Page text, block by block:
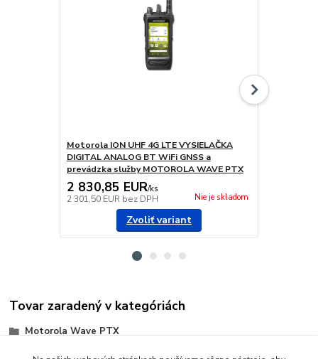
Motorola ION UHF 4G LTE VYSIELAČKA
DIGITAL ANALOG BT WiFi GNSS a
prevádzka služby MOTOROLA WAVE PTX
2 830,85 EUR/ks
2 301,50 EUR bez DPH Nie je skladom
Zvoliť variant
Tovar zaradený v kategóriách
Motorola Wave PTX